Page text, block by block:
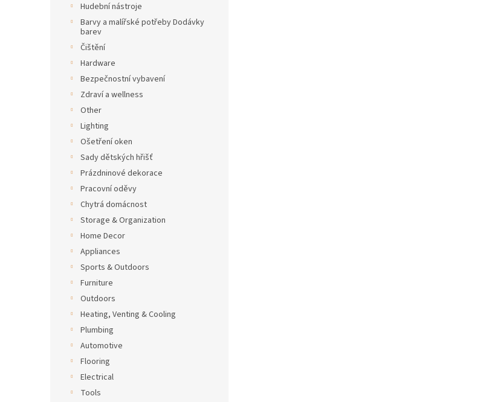
Hudební nástroje
Barvy a malířské potřeby Dodávky
barev
Čištění
Hardware
Bezpečnostní vybavení
Zdraví a wellness
Other
Lighting
Ošetření oken
Sady dětských hřišť
Prázdninové dekorace
Pracovní oděvy
Chytrá domácnost
Storage & Organization
Home Decor
Appliances
Sports & Outdoors
Furniture
Outdoors
Heating, Venting & Cooling
Plumbing
Automotive
Flooring
Electrical
Tools